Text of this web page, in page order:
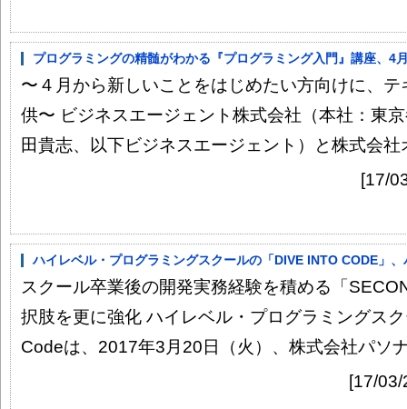
プログラミングの精髄がわかる『プログラミング入門』講座、4
〜４月から新しいことをはじめたい方向けに、
供〜 ビジネスエージェント株式会社（本社：東
田貴志、以下ビジネスエージェント）と株式会社
[17/
ハイレベル・プログラミングスクールの「DIVE INTO CODE」
スクール卒業後の開発実務経験を積める「
択肢を更に強化 ハイレベル・プログラミングス
Codeは、2017年3月20日（火）、株式会社パソ
[17/